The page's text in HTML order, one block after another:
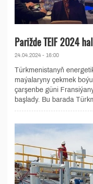
Parižde TEIF 2024
24.04.2024 - 16:00
Türkmenistanyň
maýalaryny çekmek
çarşenbe güni
başlady. Bu barada